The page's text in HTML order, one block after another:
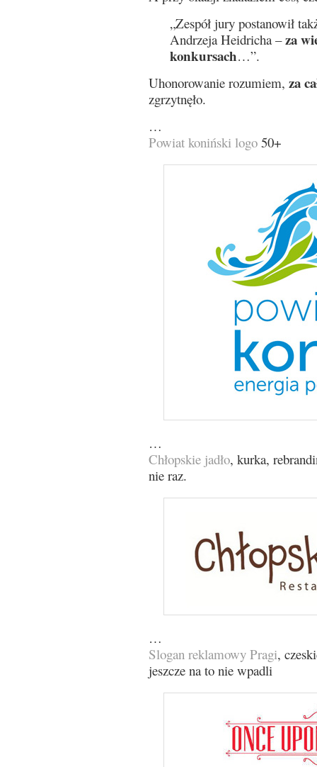
„Zespół jury postanowił
Andrzeja Heidricha –za
konkursach…”.
Uhonorowanie rozumiem, za
zgrzytnęło.
…
Powiat koniński logo 50+
…
Chłopskie jadło, kurka,
nie raz.
…
Slogan reklamowy Pragi,
jeszcze na to nie wpadli